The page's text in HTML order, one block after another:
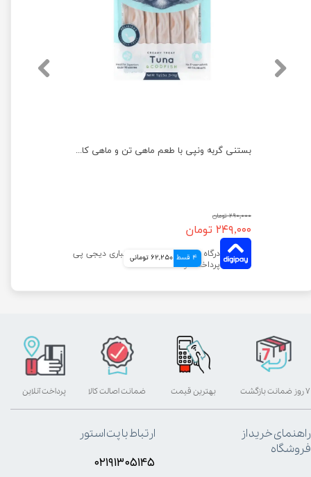
بستنی گربه ونپی با طعم ماهی تن و ماهی کاد بسته 5 عددی
۲۹۰,۰۰۰ تومان
۲۴۹,۰۰۰ تومان
4 قسط 62,250 تومانی
بهترین قیمت پرداخت آنلاین ۷ روز ضمانت بازگشت ضمانت اصالت کالا
راهنمای خرید از
فروشگاه
ارتباط با پت استور
۰۲۱۹۱۳۰۵۱۴۵